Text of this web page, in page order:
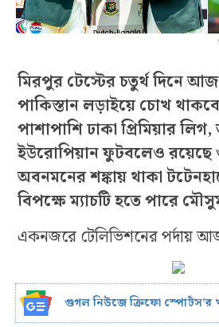
মিরপুর টেস্টের চতুর্থ দিনে
পাকিস্তান লড়াইয়ে চোখ থাকবে
পাশাপাশি ঢাকা প্রিমিয়ার
ইউরোপিয়ান ফুটবলেও রয়েছে
অবনমনের শঙ্কায় থাকা
বিপক্ষে ম্যাচটি হতে পারে
একনজরে টেলিভিশনের পর্দায়
গুগল নিউজে ক্রিফো